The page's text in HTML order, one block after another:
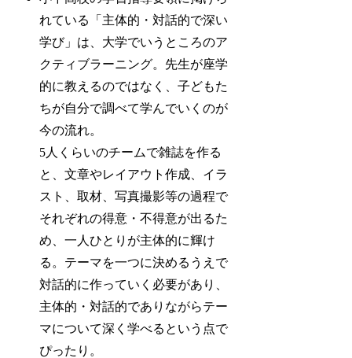
れている「主体的・対話的で深い
学び」は、大学でいうところのア
クティブラーニング。先生が座学
的に教えるのではなく、子どもた
ちが自分で調べて学んでいくのが
今の流れ。
5人くらいのチームで雑誌を作る
と、文章やレイアウト作成、イラ
スト、取材、写真撮影等の過程で
それぞれの得意・不得意が出るた
め、一人ひとりが主体的に輝け
る。テーマを一つに決めるうえで
対話的に作っていく必要があり、
主体的・対話的でありながらテー
マについて深く学べるという点で
ぴったり。